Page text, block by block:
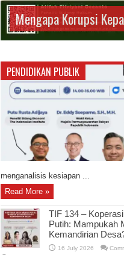
Mengapa Korupsi
PENDIDIKAN PUBLIK
menganalisis kesiapan ...
Read More »
TIF 134 –
Putih: Mampukah
Kemandirian
16 July 2026